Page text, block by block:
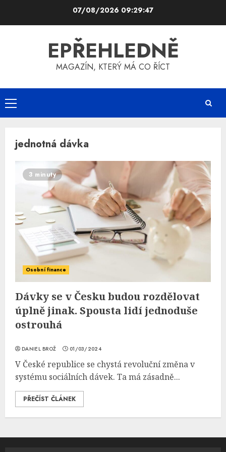
07/08/2026 09:29:47
EPŘEHLEDNĚ
MAGAZÍN, KTERÝ MÁ CO ŘÍCT
Primary
Menu
jednotná dávka
3 minuty
Osobní finance
Dávky se v Česku budou rozdělovat
úplně jinak. Spousta lidí jednoduše
ostrouhá
DANIEL BROŽ 01/03/2024
V České republice se chystá revoluční změna v
systému sociálních dávek. Ta má zásadně...
PŘEČÍST ČLÁNEK